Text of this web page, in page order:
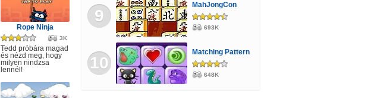
Rope Ninja
3K
Tedd próbára magad
és nézd meg, hogy
milyen nindzsa
lennél!
9
MahJongCon
693K
10
Matching Pattern
648K